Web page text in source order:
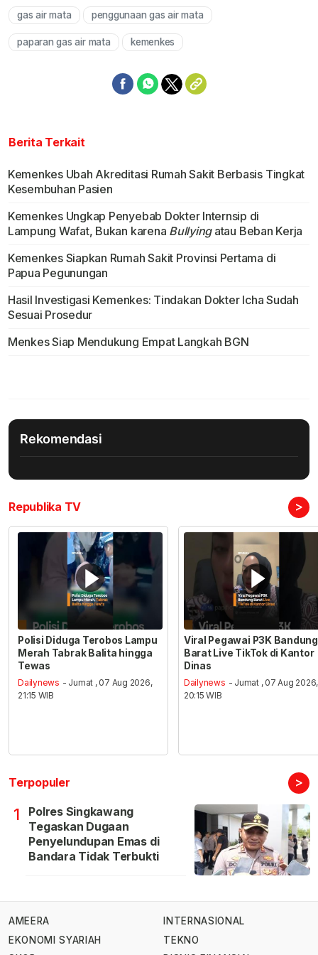
gas air mata penggunaan gas air mata
paparan gas air mata kemenkes
Berita Terkait
Kemenkes Ubah Akreditasi Rumah Sakit Berbasis Tingkat
Kesembuhan Pasien
Kemenkes Ungkap Penyebab Dokter Internsip di
Lampung Wafat, Bukan karena Bullyingatau Beban Kerja
Kemenkes Siapkan Rumah Sakit Provinsi Pertama di
Papua Pegunungan
Hasil Investigasi Kemenkes: Tindakan Dokter Icha Sudah
Sesuai Prosedur
Menkes Siap Mendukung Empat Langkah BGN
Rekomendasi
Republika TV >
Polisi Diduga Terobos Lampu
Merah Tabrak Balita hingga
Tewas
Dailynews - Jumat , 07 Aug 2026,
21:15 WIB
Viral Pegawai P3K Bandung
Barat Live TikTok di Kantor
Dinas
Dailynews - Jumat , 07 Aug 2026,
20:15 WIB
Terpopuler >
1
Polres Singkawang
Tegaskan Dugaan
Penyelundupan Emas di
Bandara Tidak Terbukti
AMEERA
EKONOMI SYARIAH
INTERNASIONAL
TEKNO